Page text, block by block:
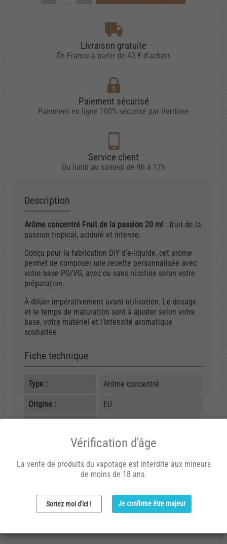
Livraison gratuite
En France à partir de 40 € d'achats
Paiement sécurisé
Paiement en ligne 100% sécurisé par Verifone
Service client
Du lundi au samedi de 9h à 17h
Description
Arôme concentré Fruit de la passion 20 ml : fruit de la
passion tropical, acidulé et intense.
Conçu pour la fabrication DIY d’e-liquide, cet arôme
permet de composer une recette personnalisée avec
votre base PG/VG, avec ou sans nicotine selon votre
préparation.
À diluer impérativement avant utilisation. Le dosage
et le temps de maturation sont à ajuster selon votre
base, votre matériel et l’intensité aromatique
souhaitée.
Fiche technique
Type : Arôme concentré
Origine : EU
032
Avis (0)
Vérification d'âge
La vente de produits du vapotage est interdite aux mineurs
de moins de 18 ans.
Sortez moi d'ici ! Je confirme être majeur